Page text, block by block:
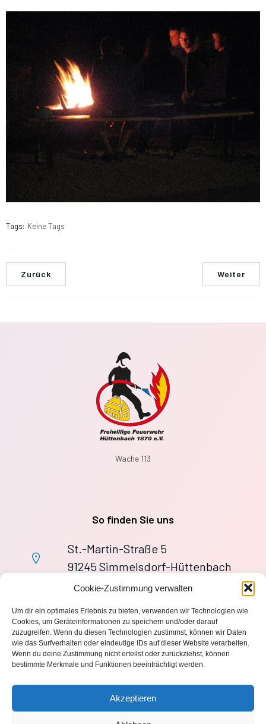
Cookie-Zustimmung verwalten
Um dir ein optimales Erlebnis zu bieten, verwenden wir Technologien wie
Cookies, um Geräteinformationen zu speichern und/oder darauf
zuzugreifen. Wenn du diesen Technologien zustimmst, können wir Daten
wie das Surfverhalten oder eindeutige IDs auf dieser Website verarbeiten.
Wenn du deine Zustimmung nicht erteilst oder zurückziehst, können
bestimmte Merkmale und Funktionen beeinträchtigt werden.
Akzeptieren
Tags: Keine Tags
Zurück Weiter
Wache 113
So finden Sie uns
St.-Martin-Straße 5
91245 Simmelsdorf-Hüttenbach
+49 9155 9279727
wache113@ff-huettenbach.de